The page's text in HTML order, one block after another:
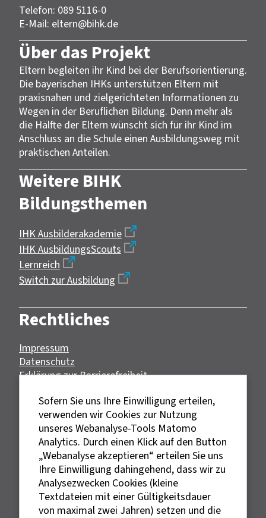
Telefon: 089 5116-0
E-Mail: eltern@bihk.de
Über das Projekt
Eltern begleiten ihr Kind bei der Berufsorientierung.
Die bayerischen IHKs unterstützen Eltern mit
praxisnahen und zielgerichteten Informationen zu
Wegen in der Beruflichen Bildung. Denn mehr als
die Hälfte der Eltern wünscht sich für ihr Kind im
Anschluss an die Schule einen Ausbildungsweg mit
praktischen Anteilen.
Weitere BIHK
Bildungsthemen
IHK Ausbilderakademie
IHK AusbildungsScouts
Lernreich
Switch zur Ausbildung
Rechtliches
Impressum
Datenschutz
Erklärung zur Barrierefreiheit
Sofern Sie uns Ihre Einwilligung erteilen,
verwenden wir Cookies zur Nutzung
unseres Webanalyse-Tools Matomo
Analytics. Durch einen Klick auf den Button
„Webanalyse akzeptieren“ erteilen Sie uns
Ihre Einwilligung dahingehend, dass wir zu
Analysezwecken Cookies (kleine
Textdateien mit einer Gültigkeitsdauer
von maximal zwei Jahren) setzen und die